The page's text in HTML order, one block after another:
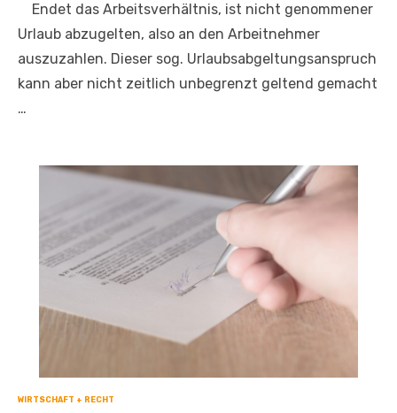
Endet das Arbeitsverhältnis, ist nicht genommener
Urlaub abzugelten, also an den Arbeitnehmer
auszuzahlen. Dieser sog. Urlaubsabgeltungsanspruch
kann aber nicht zeitlich unbegrenzt geltend gemacht
…
WIRTSCHAFT + RECHT